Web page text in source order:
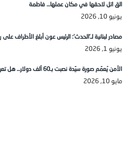
الق اتل لاحقها في مكان عملها… فاطمة
يونيو 10, 2026
مصادر لبنانية لـ’الحدث’: الرئيس عون أبلغ الأطراف
يونيو 1, 2026
الأمن يُعمّم صورة سيّدة نصبت بـ60 ألف دولار… هل تعرفون مكانها؟
مايو 10, 2026